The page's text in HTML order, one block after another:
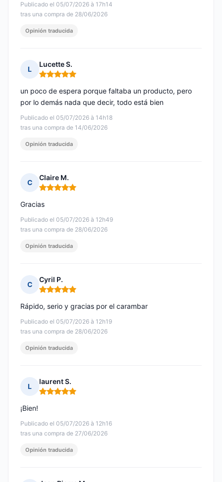
Publicado el 05/07/2026 à 17h14
tras una compra de 28/06/2026
Opinión traducida
L
Lucette S.
Nota: 5 de 5
Publicado el 05/07/2026 à 14h18
tras una compra de 14/06/2026
un poco de espera porque faltaba un producto, pero
por lo demás nada que decir, todo está bien
Opinión traducida
C
Claire M.
Nota: 5 de 5
Publicado el 05/07/2026 à 12h49
tras una compra de 28/06/2026
Gracias
Opinión traducida
C
Cyril P.
Nota: 5 de 5
Publicado el 05/07/2026 à 12h19
tras una compra de 28/06/2026
Rápido, serio y gracias por el carambar
Opinión traducida
L
laurent S.
Nota: 5 de 5
Publicado el 05/07/2026 à 12h16
tras una compra de 27/06/2026
¡Bien!
Opinión traducida